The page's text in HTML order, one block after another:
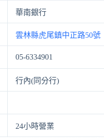
華南銀行
雲林縣虎尾鎮中正路50號
05-6334901
行內(同分行)
24小時營業